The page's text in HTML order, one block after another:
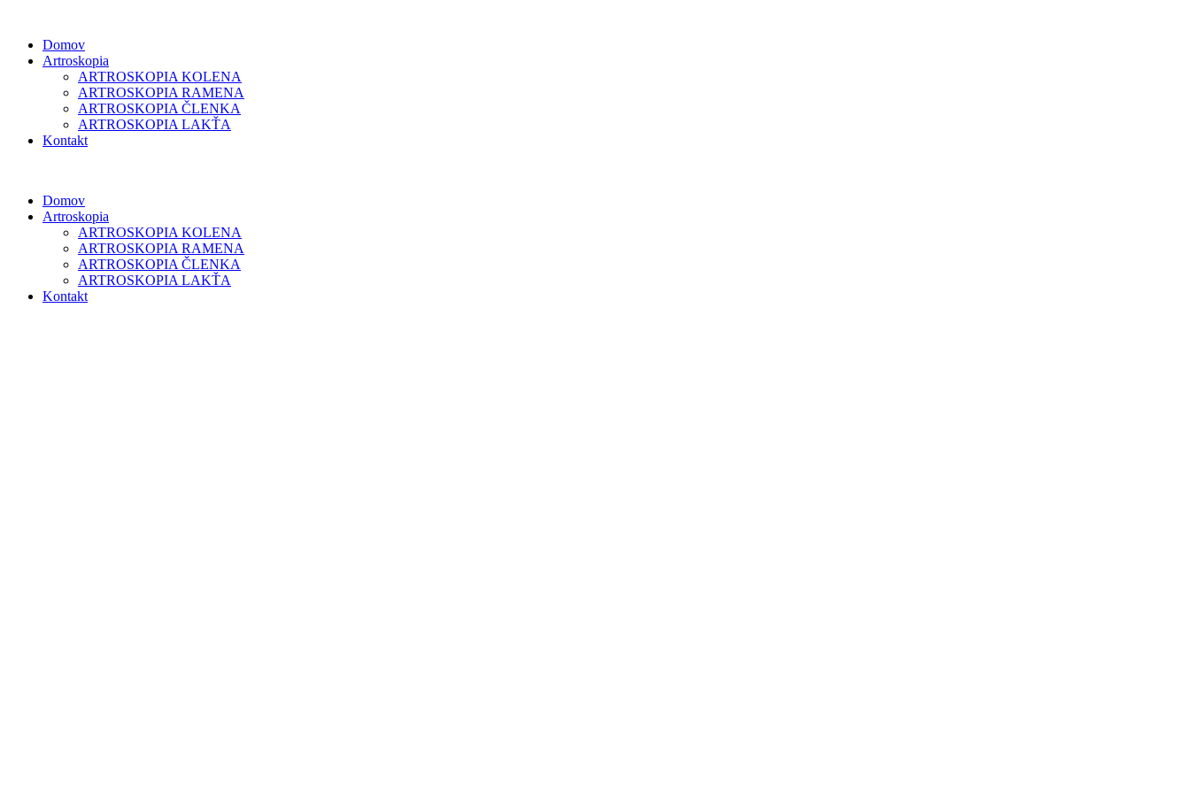
Domov
Artroskopia
ARTROSKOPIA KOLENA
ARTROSKOPIA RAMENA
ARTROSKOPIA ČLENKA
ARTROSKOPIA LAKŤA
Kontakt
Domov
Artroskopia
ARTROSKOPIA KOLENA
ARTROSKOPIA RAMENA
ARTROSKOPIA ČLENKA
ARTROSKOPIA LAKŤA
Kontakt